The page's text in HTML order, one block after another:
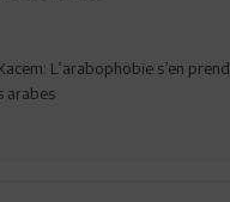
L’arabophobie s’en prend
arabes